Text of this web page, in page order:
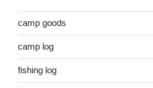
camp goods
camp log
fishing log